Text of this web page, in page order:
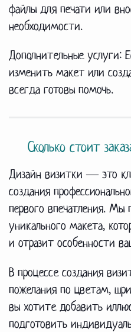
файлы для печати или
необходимости.
Дополнительные услуги:
изменить макет или
всегда готовы помочь.
Сколько стоит
Дизайн визитки — это
создания
первого впечатления. Мы
уникального макета,
и отразит особенности
В процессе создания
пожелания по цветам,
вы хотите добавить
подготовить